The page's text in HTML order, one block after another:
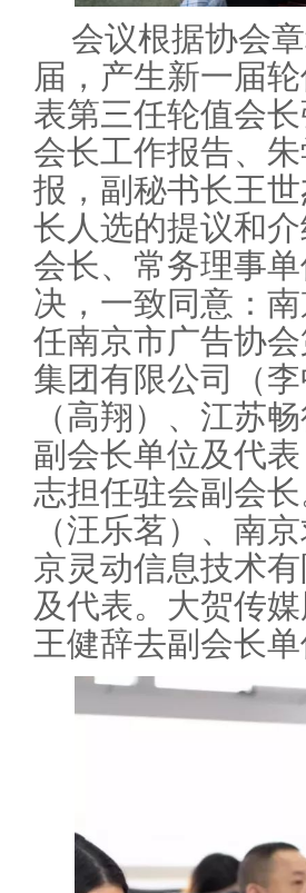
会议根据协会
届，产生新一届
表第三任轮值会
会长工作报告、
报，副秘书长王
长人选的提议和
会长、常务理事
决，一致同意：
任南京市广告协
集团有限公司（
（高翔）、江苏
副会长单位及代
志担任驻会副会
（汪乐茗）、南
京灵动信息技术
及代表。大贺传
王健辞去副会长